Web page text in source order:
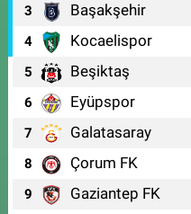
3 Başakşehir
4 Kocaelispor
5 Beşiktaş
6 Eyüpspor
7 Galatasaray
8 Çorum FK
9 Gaziantep FK